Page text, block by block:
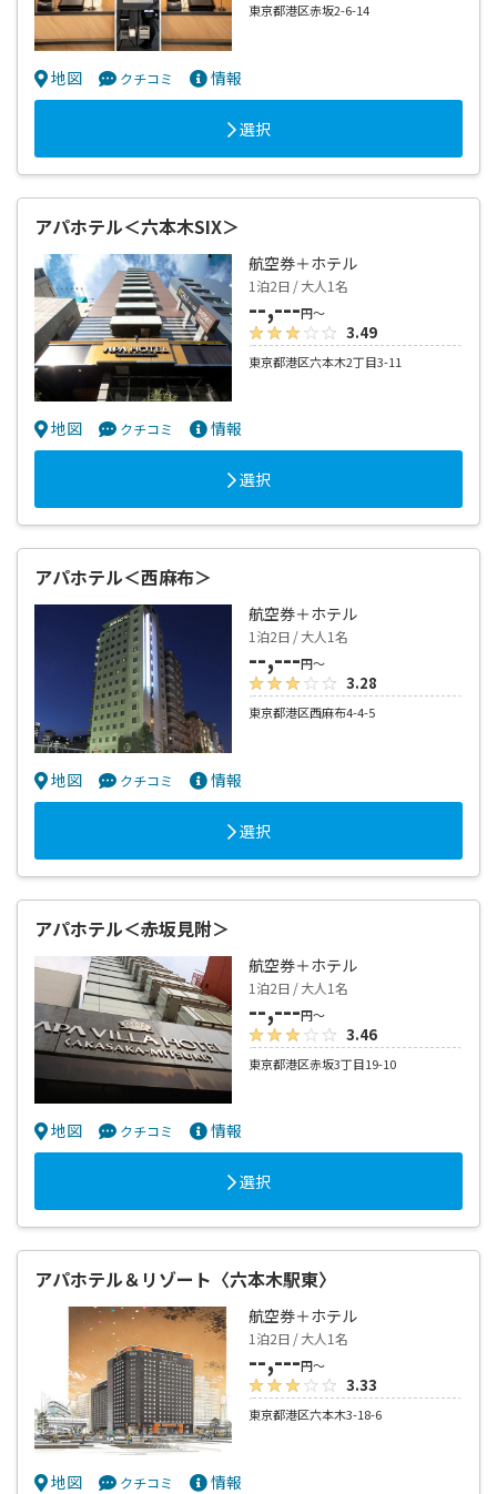
東京都港区赤坂2-6-14
地図 クチコミ 情報
選択
アパホテル＜六本木SIX＞
航空券＋ホテル
1泊2日 / 大人1名
--,---円～
3.49
東京都港区六本木2丁目3-11
地図 クチコミ 情報
選択
アパホテル＜西麻布＞
航空券＋ホテル
1泊2日 / 大人1名
--,---円～
3.28
東京都港区西麻布4-4-5
地図 クチコミ 情報
選択
アパホテル＜赤坂見附＞
航空券＋ホテル
1泊2日 / 大人1名
--,---円～
3.46
東京都港区赤坂3丁目19-10
地図 クチコミ 情報
選択
アパホテル＆リゾート〈六本木駅東〉
航空券＋ホテル
1泊2日 / 大人1名
--,---円～
3.33
東京都港区六本木3-18-6
地図 クチコミ 情報